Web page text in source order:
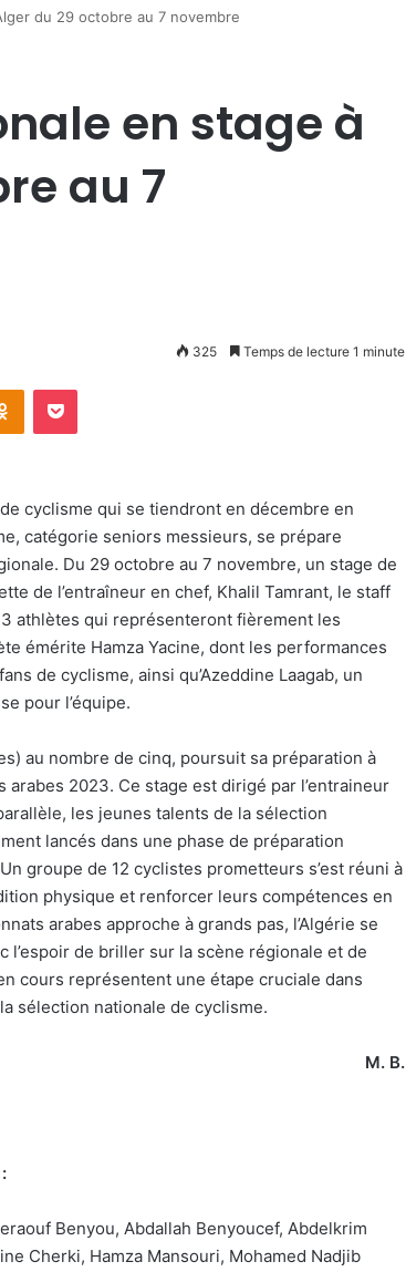
du 29 octobre au 7 novembre
en stage à
au 7
325 Temps de lecture 1 minute
Odnoklassniki
Pocket
cyclisme qui se tiendront en décembre en
catégorie seniors messieurs, se prépare
Du 29 octobre au 7 novembre, un stage de
de l’entraîneur en chef, Khalil Tamrant, le staff
athlètes qui représenteront fièrement les
émérite Hamza Yacine, dont les performances
de cyclisme, ainsi qu’Azeddine Laagab, un
pour l’équipe.
au nombre de cinq, poursuit sa préparation à
2023. Ce stage est dirigé par l’entraineur
les jeunes talents de la sélection
lancés dans une phase de préparation
groupe de 12 cyclistes prometteurs s’est réuni à
physique et renforcer leurs compétences en
arabes approche à grands pas, l’Algérie se
de briller sur la scène régionale et de
cours représentent une étape cruciale dans
sélection nationale de cyclisme.
M. B.
Benyou, Abdallah Benyoucef, Abdelkrim
Cherki, Hamza Mansouri, Mohamed Nadjib